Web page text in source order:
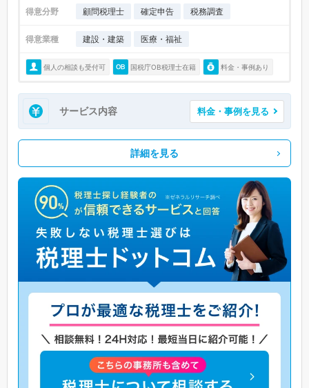
得意分野 顧問税理士 確定申告 税務調査
得意業種 建設・建築 医療・福祉
個人の相談も受付可 国税庁OB税理士在籍 料金・事例あり
サービス内容 料金・事例を見る
詳細を見る